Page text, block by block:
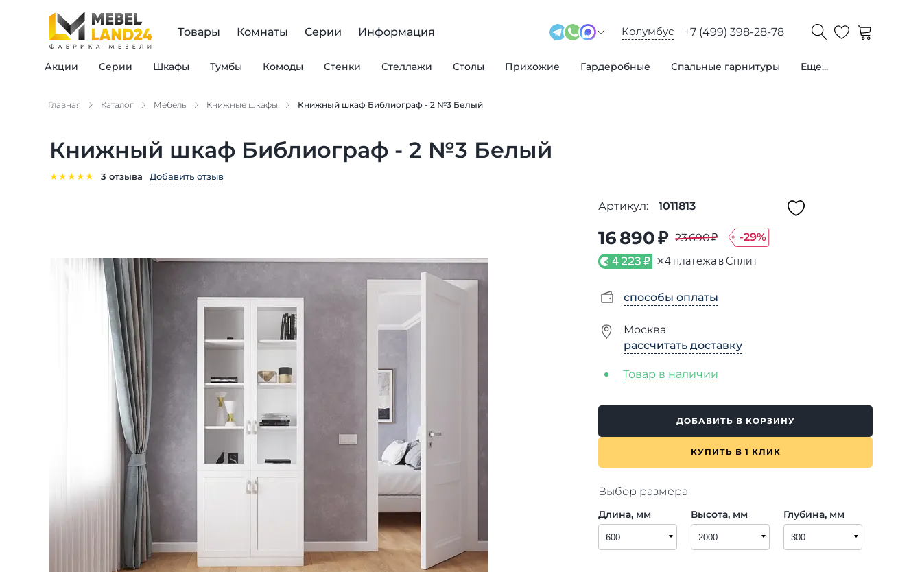
Товары
Акции Серии Шкафы Тумбы Комоды Стенки Стеллажи Столы Прихожие Гардеробные Спальные гарнитуры Еще...
Комнаты Серии Информация Колумбус +7 (499) 398-28-78
Главная Каталог Мебель Книжные шкафы Книжный шкаф Библиограф - 2 №3 Белый
Книжный шкаф Библиограф - 2 №3 Белый
★★★★★ 3 отзыва Добавить отзыв
Артикул: 1011813
16 890 ₽ 23 690 ₽ -29%
4 223 ₽ ×4 платежа в Сплит
способы оплаты
Москва
рассчитать доставку
Товар в наличии
ДОБАВИТЬ В КОРЗИНУ
КУПИТЬ В 1 КЛИК
Выбор размера
Длина, мм Высота, мм Глубина, мм